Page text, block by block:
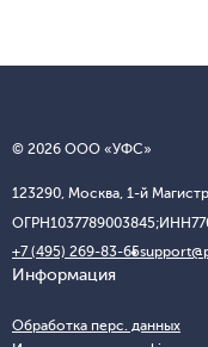
© 2026 ООО «УФС»
123290, Москва, 1-й
ОГРН1037789003845;ИНН
+7 (495) 269-83-65
Информация
Обработка перс. данных